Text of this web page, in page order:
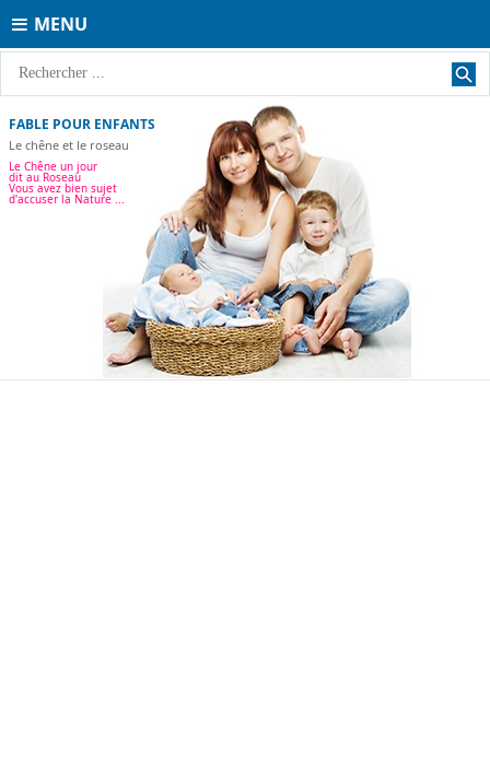
MENU
FABLE POUR ENFANTS
Le chêne et le roseau
Le Chêne un jour
dit au Roseau
Vous avez bien sujet
d'accuser la Nature ...